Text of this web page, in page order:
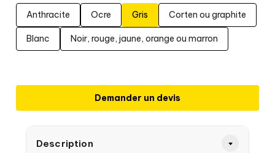
Anthracite Ocre Gris Corten ou graphite
Blanc Noir, rouge, jaune, orange ou marron
Demander un devis
Description